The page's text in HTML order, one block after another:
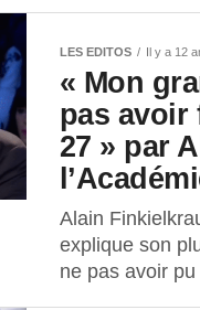
LES EDITOS Il y a 12
« Mon
pas avoir
27 » par
Alain
explique son
ne pas avoir